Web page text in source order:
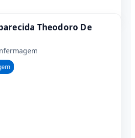
Theodoro De